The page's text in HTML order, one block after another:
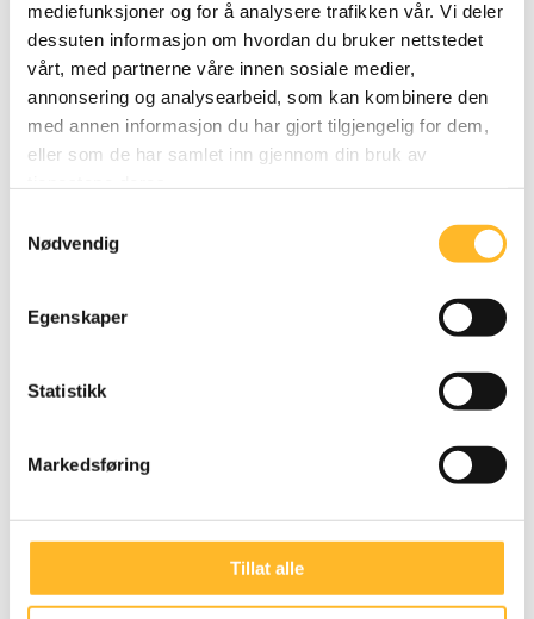
mediefunksjoner og for å analysere trafikken vår. Vi deler
dessuten informasjon om hvordan du bruker nettstedet
vårt, med partnerne våre innen sosiale medier,
annonsering og analysearbeid, som kan kombinere den
med annen informasjon du har gjort tilgjengelig for dem,
eller som de har samlet inn gjennom din bruk av
Nødvendig
Egenskaper
Statistikk
Markedsføring
Tillat alle
NY FORSKNINGSRAPPORT 17. JAN 2023
Mediene fyller ikke sitt samfunnsoppdrag
Eldre arbeidstakere blir nesten ikke omtalt i
pressen, men omtalen er stort sett positiv. Det
viser en ny analyse fra Høyskolen Kristiania.